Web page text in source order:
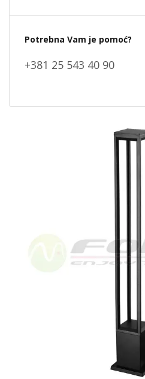
Potrebna Vam je pomoć?
+381 25 543 40 90